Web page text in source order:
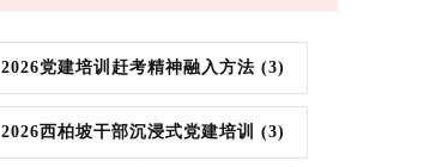
2026党建培训赶考精神融入方法 (3)
2026西柏坡干部沉浸式党建培训 (3)